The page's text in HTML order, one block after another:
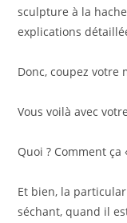
sculpture à la
explications
Donc, coupez votre
Vous voilà avec
Quoi ? Comment ça
Et bien, la
séchant, quand il